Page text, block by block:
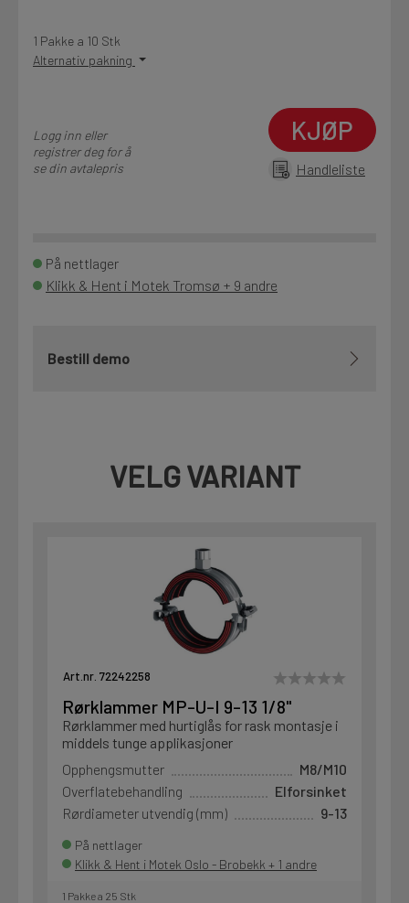
Siste nytt om dine favorittprodukter
1 Pakke a 10 Stk
Alternativ pakning
Logg inn eller
registrer deg for å
se din avtalepris
KJØP
Handleliste
På nettlager
Klikk & Hent i Motek Tromsø + 9 andre
Bestill demo
VELG VARIANT
Art.nr. 72242258
Rørklammer MP-U-I 9-13 1/8"
Rørklammer med hurtiglås for rask montasje i
middels tunge applikasjoner
Opphengsmutter
M8/M10
Overflatebehandling
Elforsinket
Rørdiameter utvendig (mm)
9-13
På nettlager
Klikk & Hent i Motek Oslo - Brobekk + 1 andre
1 Pakke a 25 Stk